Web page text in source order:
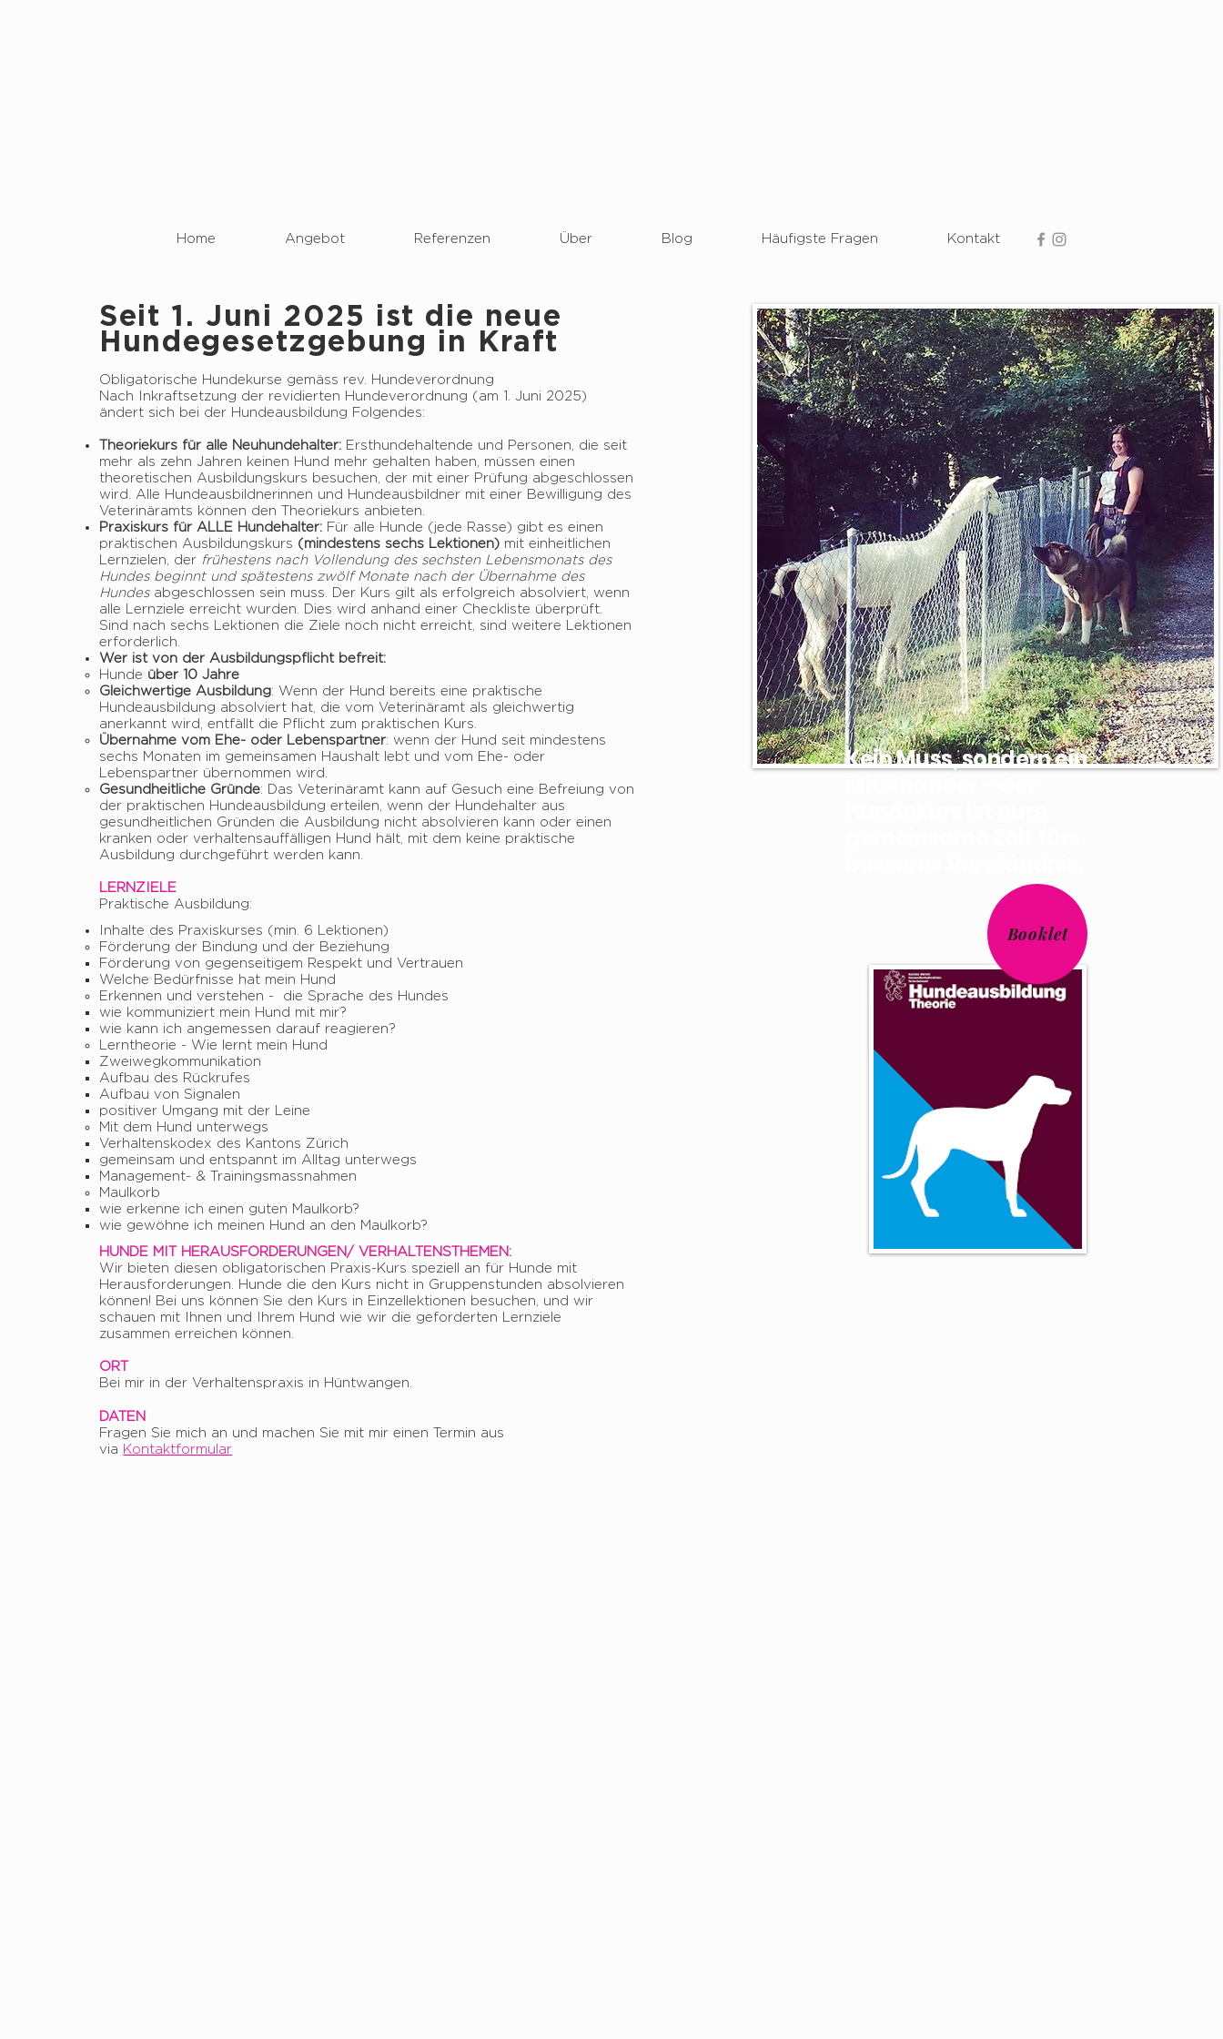
Home Angebot Referenzen Über Blog Häufigste Fragen Kontakt
Seit 1. Juni 2025 ist die neue
Hundegesetzgebung in Kraft
Obligatorische Hundekurse gemäss rev. Hundeverordnung
Nach Inkraftsetzung der revidierten Hundeverordnung (am 1. Juni 2025)
ändert sich bei der Hundeausbildung Folgendes:
Theoriekurs für alle Neuhundehalter: Ersthundehaltende und Personen, die seit
mehr als zehn Jahren keinen Hund mehr gehalten haben, müssen einen
theoretischen Ausbildungskurs besuchen, der mit einer Prüfung abgeschlossen
wird. Alle Hundeausbildnerinnen und Hundeausbildner mit einer Bewilligung des
Veterinäramts können den Theoriekurs anbieten.
Praxiskurs für ALLE Hundehalter: Für alle Hunde (jede Rasse) gibt es einen
praktischen Ausbildungskurs (mindestens sechs Lektionen) mit einheitlichen
Lernzielen, der frühestens nach Vollendung des sechsten Lebensmonats des
Hundes beginnt und spätestens zwölf Monate nach der Übernahme des
Hundes abgeschlossen sein muss. Der Kurs gilt als erfolgreich absolviert, wenn
alle Lernziele erreicht wurden. Dies wird anhand einer Checkliste überprüft.
Sind nach sechs Lektionen die Ziele noch nicht erreicht, sind weitere Lektionen
erforderlich.
Wer ist von der Ausbildungspflicht befreit:
Hunde über 10 Jahre
Gleichwertige Ausbildung: Wenn der Hund bereits eine praktische
Hundeausbildung absolviert hat, die vom Veterinäramt als gleichwertig
anerkannt wird, entfällt die Pflicht zum praktischen Kurs.
Übernahme vom Ehe- oder Lebenspartner: wenn der Hund seit mindestens
sechs Monaten im gemeinsamen Haushalt lebt und vom Ehe- oder
Lebenspartner übernommen wird.
Gesundheitliche Gründe: Das Veterinäramt kann auf Gesuch eine Befreiung von
der praktischen Hundeausbildung erteilen, wenn der Hundehalter aus
gesundheitlichen Gründen die Ausbildung nicht absolvieren kann oder einen
kranken oder verhaltensauffälligen Hund hält, mit dem keine praktische
Ausbildung durchgeführt werden kann.
LERNZIELE
Praktische Ausbildung:
Inhalte des Praxiskurses (min. 6 Lektionen)
Förderung der Bindung und der Beziehung
Förderung von gegenseitigem Respekt und Vertrauen
Welche Bedürfnisse hat mein Hund
Erkennen und verstehen - die Sprache des Hundes
wie kommuniziert mein Hund mit mir?
wie kann ich angemessen darauf reagieren?
Lerntheorie - Wie lernt mein Hund
Zweiwegkommunikation
Aufbau des Rückrufes
Aufbau von Signalen
positiver Umgang mit der Leine
Mit dem Hund unterwegs
Verhaltenskodex des Kantons Zürich
gemeinsam und entspannt im Alltag unterwegs
Management- & Trainingsmassnahmen
Maulkorb
wie erkenne ich einen guten Maulkorb?
wie gewöhne ich meinen Hund an den Maulkorb?
HUNDE MIT HERAUSFORDERUNGEN/ VERHALTENSTHEMEN:
Wir bieten diesen obligatorischen Praxis-Kurs speziell an für Hunde mit
Herausforderungen. Hunde die den Kurs nicht in Gruppenstunden absolvieren
können! Bei uns können Sie den Kurs in Einzellektionen besuchen, und wir
schauen mit Ihnen und Ihrem Hund wie wir die geforderten Lernziele
zusammen erreichen können.
ORT
Bei mir in der Verhaltenspraxis in Hüntwangen.
DATEN
Fragen Sie mich an und machen Sie mit mir einen Termin aus
via Kontaktformular
Kein Muss, sondern ein
Booklet